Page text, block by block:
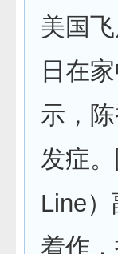
美国
日在
示，
发症
Line
着作